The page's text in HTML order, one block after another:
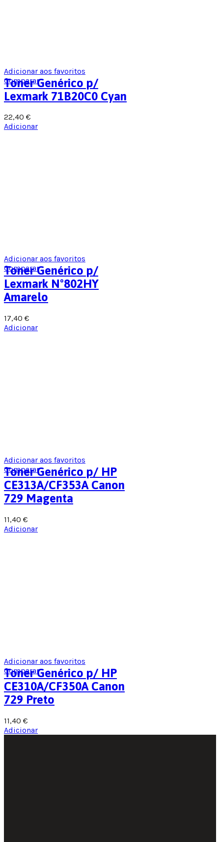
Adicionar aos favoritos
Comparar
Toner Genérico p/
Lexmark 71B20C0 Cyan
22,40 €
Adicionar
Adicionar aos favoritos
Comparar
Toner Genérico p/
Lexmark Nº802HY
Amarelo
17,40 €
Adicionar
Adicionar aos favoritos
Comparar
Toner Genérico p/ HP
CE313A/CF353A Canon
729 Magenta
11,40 €
Adicionar
Adicionar aos favoritos
Comparar
Toner Genérico p/ HP
CE310A/CF350A Canon
729 Preto
11,40 €
Adicionar